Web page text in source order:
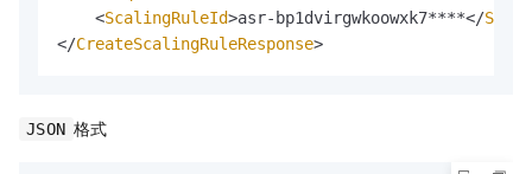
    <
ScalingRuleId>asr-bp1dvirgwkoowxk7****</
</CreateScalingRuleResponse>
JSON 格式